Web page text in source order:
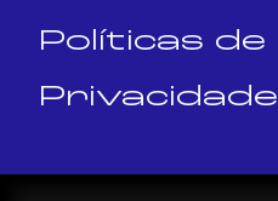
Políticas de
Privacidade